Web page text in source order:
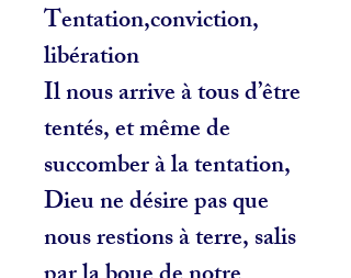
Tentation,conviction,
libération
Il nous arrive à tous d’être
tentés, et même de
succomber à la tentation,
Dieu ne désire pas que
nous restions à terre, salis